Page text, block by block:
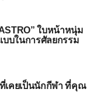
ใบหน้าหนุ่ม
บบในการศัลยกรรม
เคยเป็นนักกีฬา ที่คุณ